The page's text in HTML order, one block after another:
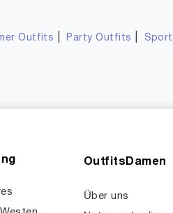
Outfits Party Outfits
Sport
OutfitsDamen
Über uns